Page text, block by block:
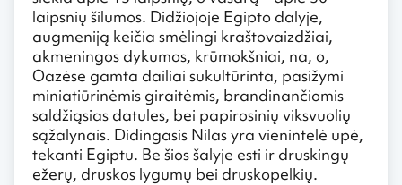
laipsnių šilumos. Didžiojoje Egipto dalyje,
augmeniją keičia smėlingi kraštovaizdžiai,
akmeningos dykumos, krūmokšniai, na, o,
Oazėse gamta dailiai sukultūrinta, pasižymi
miniatiūrinėmis giraitėmis, brandinančiomis
saldžiąsias datules, bei papirosinių viksvuolių
sąžalynais. Didingasis Nilas yra vienintelė upė,
tekanti Egiptu. Be šios šalyje esti ir druskingų
ežerų, druskos lygumų bei druskopelkių.